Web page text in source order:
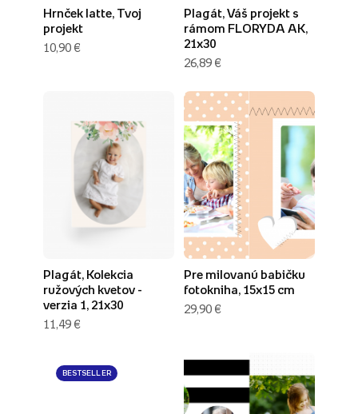
Hrnček latte, Tvoj
projekt
10,90 €
Plagát, Váš projekt s
rámom FLORYDA AK,
21x30
26,89 €
Plagát, Kolekcia
ružových kvetov -
verzia 1, 21x30
11,49 €
Pre milovanú babičku
fotokniha, 15x15 cm
29,90 €
BESTSELLER